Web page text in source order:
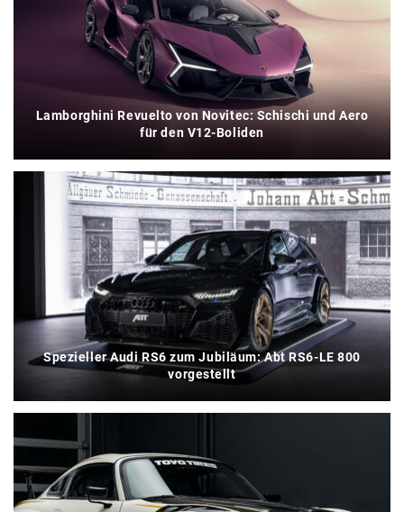
Lamborghini Revuelto von Novitec: Schischi und Aero
für den V12-Boliden
Spezieller Audi RS6 zum Jubiläum: Abt RS6-LE 800
vorgestellt